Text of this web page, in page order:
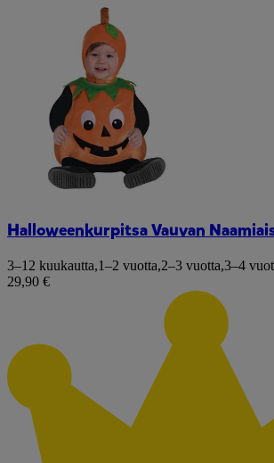
Halloweenkurpitsa Vauvan
3–12 kuukautta,1–2 vuotta,2–3 vuotta,3–4
29,90 €